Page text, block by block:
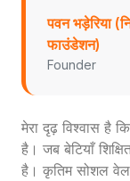
पवन भड़ेरिया
फाउंडेशन)
Founder
मेरा दृढ़ विश्वास है
है। जब बेटियाँ
है। कृतिम सोशल